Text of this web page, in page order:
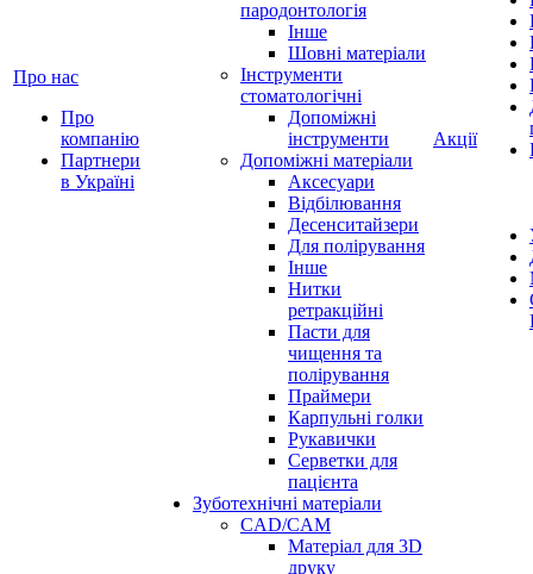
Про нас
Про
компанію
Партнери
в Україні
пародонтологія
Інше
Шовні матеріали
Інструменти
стоматологічні
Допоміжні
інструменти
Допоміжні матеріали
Аксесуари
Відбілювання
Десенситайзери
Для полірування
Інше
Нитки
ретракційні
Пасти для
чищення та
полірування
Праймери
Карпульні голки
Рукавички
Серветки для
пацієнта
Зуботехнічні матеріали
CAD/CAM
Матеріал для 3D
друку
Акції